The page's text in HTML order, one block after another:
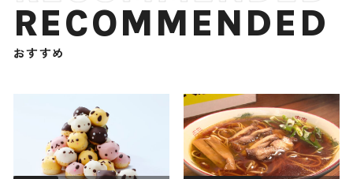
RECOMMENDED
おすすめ